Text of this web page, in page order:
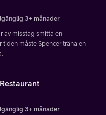
3+ månader
av misstag smitta en
måste Spencer träna en
3+ månader